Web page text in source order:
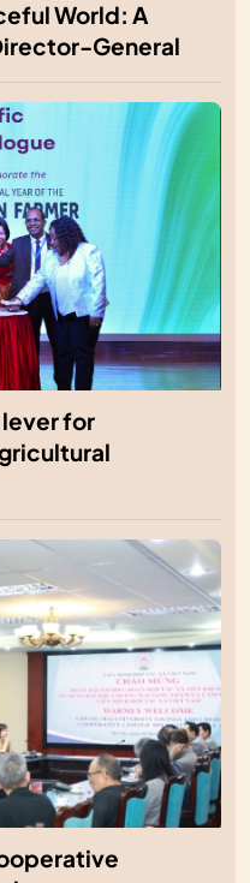
World: A
General
for